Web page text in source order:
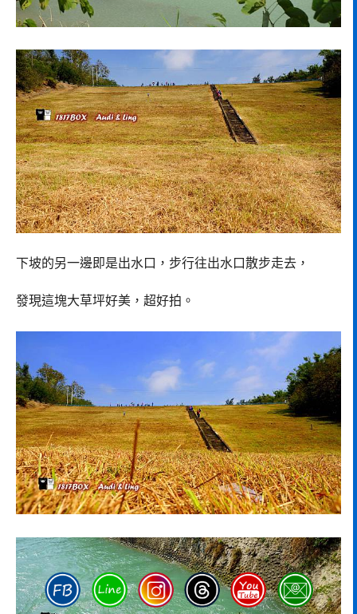
下坡的另一邊即是出水口，步行往出水口散步走去，
發現這塊大草坪好美，超好拍。